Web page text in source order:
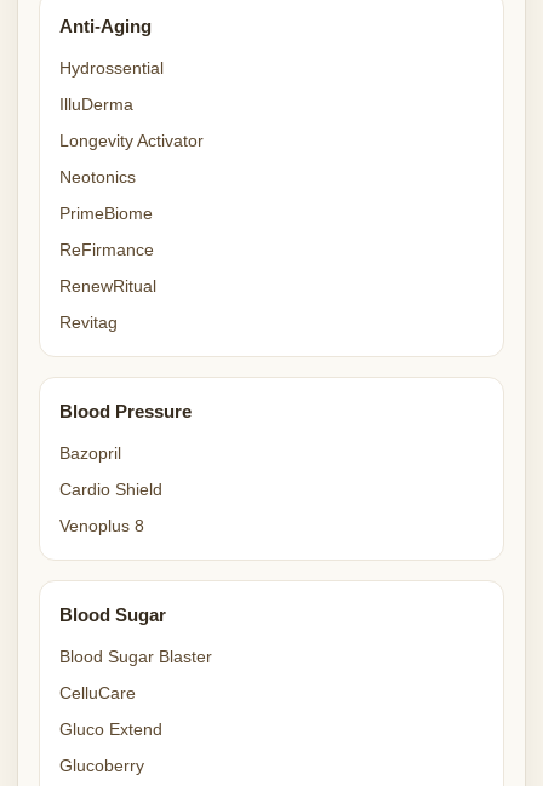
Anti-Aging
Hydrossential
IlluDerma
Longevity Activator
Neotonics
PrimeBiome
ReFirmance
RenewRitual
Revitag
Blood Pressure
Bazopril
Cardio Shield
Venoplus 8
Blood Sugar
Blood Sugar Blaster
CelluCare
Gluco Extend
Glucoberry